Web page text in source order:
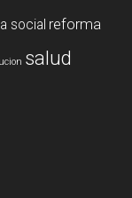
social reforma
salud